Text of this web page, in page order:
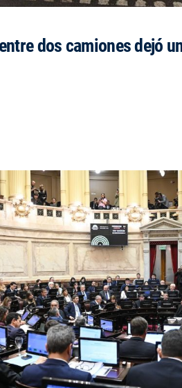
dos camiones dejó